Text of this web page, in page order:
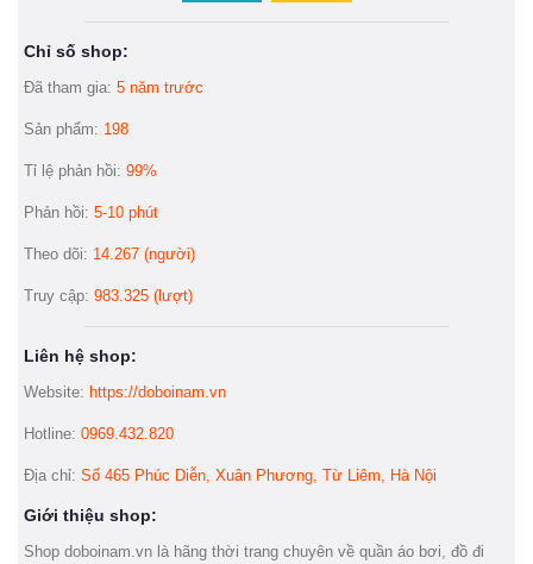
Chỉ số shop:
Đã tham gia: 5 năm trước
Sản phẩm: 198
Tỉ lệ phản hồi: 99%
Phản hồi: 5-10 phút
Theo dõi: 14.267 (người)
Truy cập: 983.325 (lượt)
Liên hệ shop:
Website: https://doboinam.vn
Hotline: 0969.432.820
Địa chỉ: Số 465 Phúc Diễn, Xuân Phương, Từ Liêm, Hà Nội
Giới thiệu shop:
Shop doboinam.vn là hãng thời trang chuyên về quần áo bơi, đồ đi